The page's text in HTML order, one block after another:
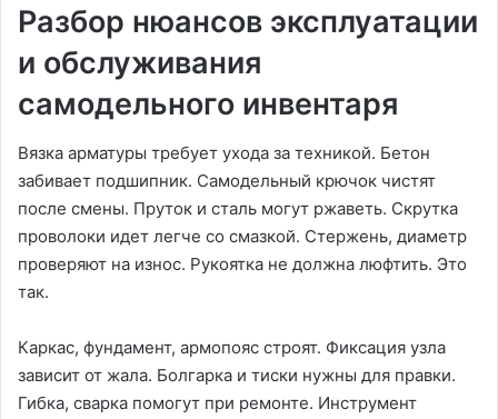
Разбор нюансов эксплуатации
и обслуживания
самодельного инвентаря
Вязка арматуры требует ухода за техникой. Бетон
забивает подшипник. Самодельный крючок чистят
после смены. Пруток и сталь могут ржаветь. Скрутка
проволоки идет легче со смазкой. Стержень, диаметр
проверяют на износ. Рукоятка не должна люфтить. Это
так.
Каркас, фундамент, армопояс строят. Фиксация узла
зависит от жала. Болгарка и тиски нужны для правки.
Гибка, сварка помогут при ремонте. Инструмент